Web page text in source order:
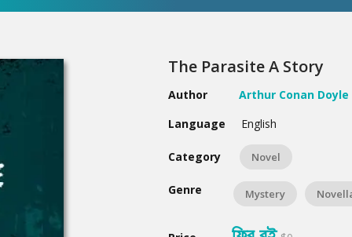
Humayun Ahmed
Mouri Morium
Hot & New
Featured Event
The Parasite A Story
Author
Arthur Conan Doyle
Language
English
Category Novel
Genre Mystery